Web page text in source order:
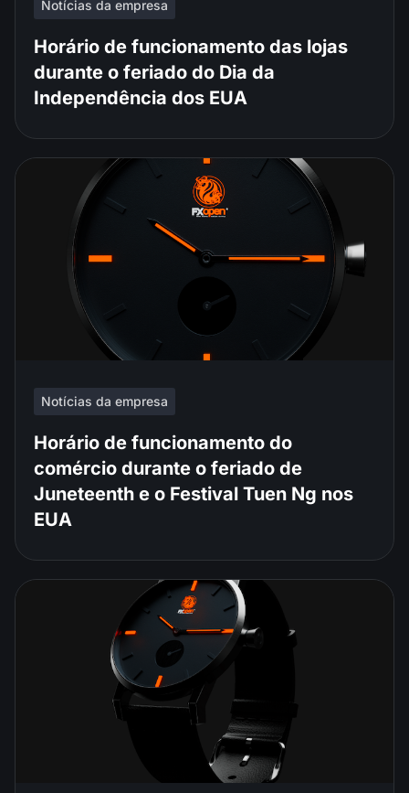
Notícias da empresa
Horário de funcionamento das lojas
durante o feriado do Dia da
Independência dos EUA
Notícias da empresa
Horário de funcionamento do
comércio durante o feriado de
Juneteenth e o Festival Tuen Ng nos
EUA